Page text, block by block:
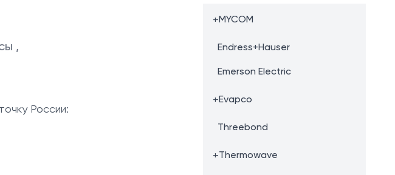
,
России:
+MYCOM
Endress+Hauser
Emerson Electric
+Evapco
Threebond
+Thermowave